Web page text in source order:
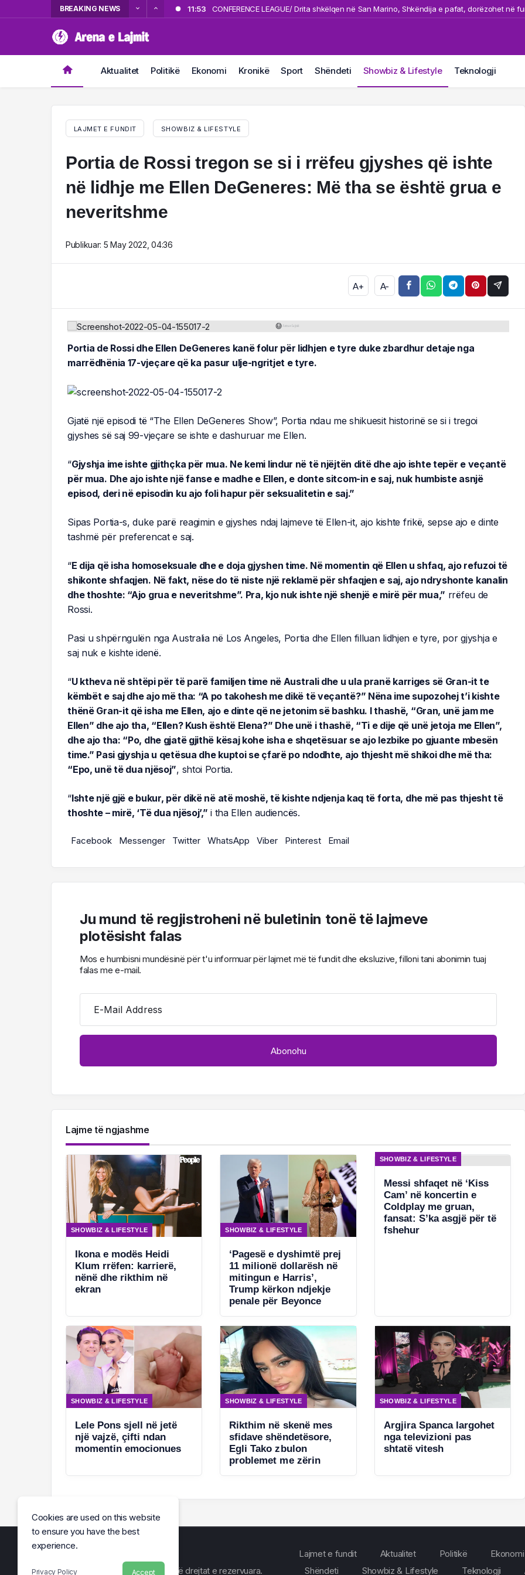
BREAKING NEWS 11:53
CONFERENCE LEAGUE/ Drita shkëlqen në San Marino, Shkëndija e pafat, dorëzohet në
Aktualitet Politikë Ekonomi Kronikë Sport Shëndeti Showbiz & Lifestyle Teknologji
LAJMET E FUNDIT SHOWBIZ & LIFESTYLE
Portia de Rossi tregon se si i rrëfeu gjyshes që ishte
në lidhje me Ellen DeGeneres: Më tha se është grua e
neveritshme
Publikuar: 5 May 2022, 04:36
A+ A-
Portia de Rossi dhe Ellen DeGeneres kanë folur për lidhjen e tyre duke zbardhur detaje nga
marrëdhënia 17-vjeçare që ka pasur ulje-ngritjet e tyre.
Gjatë një episodi të “The Ellen DeGeneres Show”, Portia ndau me shikuesit historinë se si i tregoi
gjyshes së saj 99-vjeçare se ishte e dashuruar me Ellen.
“Gjyshja ime ishte gjithçka për mua. Ne kemi lindur në të njëjtën ditë dhe ajo ishte tepër e veçantë
për mua. Dhe ajo ishte një fanse e madhe e Ellen, e donte sitcom-in e saj, nuk humbiste asnjë
episod, deri në episodin ku ajo foli hapur për seksualitetin e saj.”
Sipas Portia-s, duke parë reagimin e gjyshes ndaj lajmeve të Ellen-it, ajo kishte frikë, sepse ajo e dinte
tashmë për preferencat e saj.
“E dija që isha homoseksuale dhe e doja gjyshen time. Në momentin që Ellen u shfaq, ajo refuzoi të
shikonte shfaqjen. Në fakt, nëse do të niste një reklamë për shfaqjen e saj, ajo ndryshonte kanalin
dhe thoshte: “Ajo grua e neveritshme”. Pra, kjo nuk ishte një shenjë e mirë për mua,” rrëfeu de
Rossi.
Pasi u shpërngulën nga Australia në Los Angeles, Portia dhe Ellen filluan lidhjen e tyre, por gjyshja e
saj nuk e kishte idenë.
“U ktheva në shtëpi për të parë familjen time në Australi dhe u ula pranë karriges së Gran-it te
këmbët e saj dhe ajo më tha: “A po takohesh me dikë të veçantë?” Nëna ime supozohej t’i kishte
thënë Gran-it që isha me Ellen, ajo e dinte që ne jetonim së bashku. I thashë, “Gran, unë jam me
Ellen” dhe ajo tha, “Ellen? Kush është Elena?” Dhe unë i thashë, “Ti e dije që unë jetoja me Ellen”,
dhe ajo tha: “Po, dhe gjatë gjithë kësaj kohe isha e shqetësuar se ajo lezbike po gjuante mbesën
time.” Pasi gjyshja u qetësua dhe kuptoi se çfarë po ndodhte, ajo thjesht më shikoi dhe më tha:
“Epo, unë të dua njësoj”, shtoi Portia.
“Ishte një gjë e bukur, për dikë në atë moshë, të kishte ndjenja kaq të forta, dhe më pas thjesht të
thoshte – mirë, ‘Të dua njësoj’,” i tha Ellen audiencës.
Facebook Messenger Twitter WhatsApp Viber Pinterest Email
Ju mund të regjistroheni në buletinin tonë të lajmeve
plotësisht falas
Mos e humbisni mundësinë për t'u informuar për lajmet më të fundit dhe eksluzive, filloni tani abonimin tuaj
falas me e-mail.
E-Mail Address
Lajme të ngjashme
SHOWBIZ & LIFESTYLE
Ikona e modës Heidi
Klum rrëfen: karrierë,
nënë dhe rikthim në
ekran
SHOWBIZ & LIFESTYLE
‘Pagesë e dyshimtë prej
11 milionë dollarësh në
mitingun e Harris’,
Trump kërkon ndjekje
penale për Beyonce
SHOWBIZ & LIFESTYLE
Messi shfaqet në ‘Kiss
Cam’ në koncertin e
Coldplay me gruan,
fansat: S’ka asgjë për të
fshehur
SHOWBIZ & LIFESTYLE
Lele Pons sjell në jetë
një vajzë, çifti ndan
momentin emocionues
SHOWBIZ & LIFESTYLE
Rikthim në skenë mes
sfidave shëndetësore,
Egli Tako zbulon
problemet me zërin
SHOWBIZ & LIFESTYLE
Argjira Spanca largohet
nga televizioni pas
shtatë vitesh
Cookies are used on this website
to ensure you have the best
experience.
Privacy Policy Accept
© Arena e Lajmit 2026, Të gjitha të drejtat e rezervuara.
Lajmet e fundit Aktualitet Politikë Ekonomi
Shëndeti
Showbiz & Lifestyle Teknologji